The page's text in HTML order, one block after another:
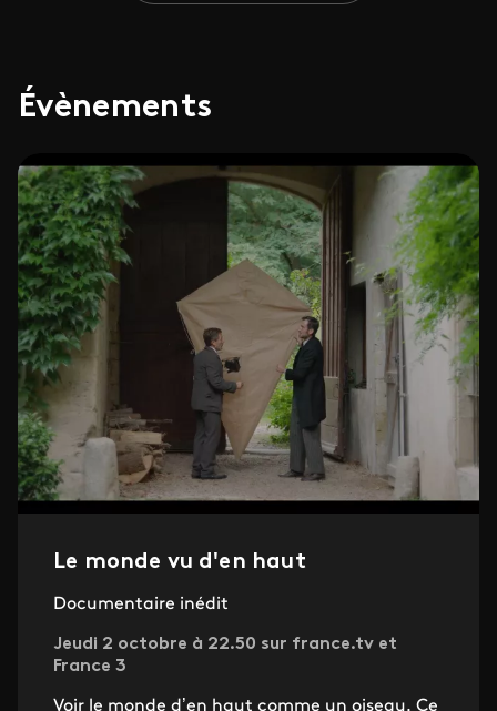
Évènements
Le monde vu d'en haut
Documentaire inédit
Jeudi 2 octobre à 22.50 sur france.tv et
France 3
Voir le monde d’en haut comme un oiseau. Ce